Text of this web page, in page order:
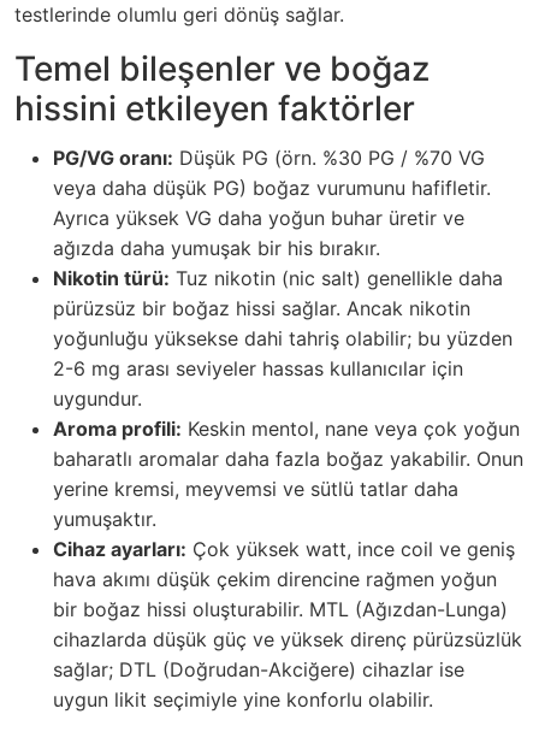
testlerinde olumlu geri dönüş sağlar.
Temel bileşenler ve boğaz
hissini etkileyen faktörler
PG/VG oranı: Düşük PG (örn. %30 PG / %70 VG
veya daha düşük PG) boğaz vurumunu hafifletir.
Ayrıca yüksek VG daha yoğun buhar üretir ve
ağızda daha yumuşak bir his bırakır.
Nikotin türü: Tuz nikotin (nic salt) genellikle daha
pürüzsüz bir boğaz hissi sağlar. Ancak nikotin
yoğunluğu yüksekse dahi tahriş olabilir; bu yüzden
2-6 mg arası seviyeler hassas kullanıcılar için
uygundur.
Aroma profili: Keskin mentol, nane veya çok yoğun
baharatlı aromalar daha fazla boğaz yakabilir. Onun
yerine kremsi, meyvemsi ve sütlü tatlar daha
yumuşaktır.
Cihaz ayarları: Çok yüksek watt, ince coil ve geniş
hava akımı düşük çekim direncine rağmen yoğun
bir boğaz hissi oluşturabilir. MTL (Ağızdan-Lunga)
cihazlarda düşük güç ve yüksek direnç pürüzsüzlük
sağlar; DTL (Doğrudan-Akciğere) cihazlar ise
uygun likit seçimiyle yine konforlu olabilir.